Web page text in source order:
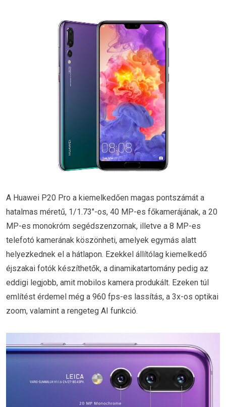
A Huawei P20 Pro a kiemelkedően magas pontszámát a
hatalmas méretű, 1/1.73″-os, 40 MP-es főkamerájának, a 20
MP-es monokróm segédszenzornak, illetve a 8 MP-es
telefotó kamerának köszönheti, amelyek egymás alatt
helyezkednek el a hátlapon. Ezekkel állítólag kiemelkedő
éjszakai fotók készíthetők, a dinamikatartomány pedig az
eddigi legjobb, amit mobilos kamera produkált. Ezeken túl
említést érdemel még a 960 fps-es lassítás, a 3x-os optikai
zoom, valamint a rengeteg AI funkció.